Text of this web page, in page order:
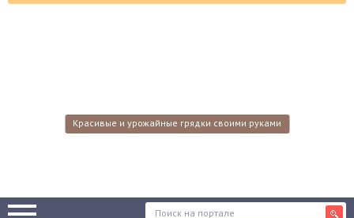
Красивые и урожайные грядки своими руками